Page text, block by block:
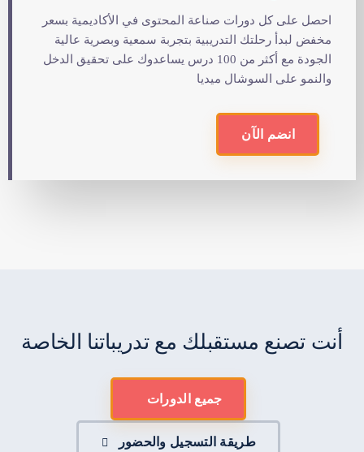
احصل على كل دورات صناعة المحتوى في الأكاديمية بسعر
مخفض لبدأ رحلتك التدريبية بتجربة سمعية وبصرية عالية
الجودة مع أكثر من 100 درس يساعدوك على تحقيق الدخل
والنمو على السوشال ميديا
انضم الآن
أنت تصنع مستقبلك مع تدريباتنا الخاصة
جميع الدورات
طريقة التسجيل والحضور